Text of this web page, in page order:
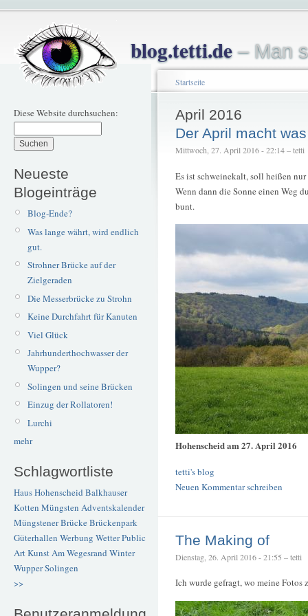
blog.tetti.de– Man
Diese Website durchsuchen:
Neueste
Blogeinträge
Blog-Ende?
Was lange währt, wird endlich
gut.
Strohner Brücke auf der
Zielgeraden
Die Messerbrücke zu Strohn
Keine Durchfahrt für Kanuten
Viel Glück
Jahrhunderthochwasser der
Wupper?
Solingen und seine Brücken
Einzug der Rollatoren!
Lurchi
mehr
Schlagwortliste
Haus Hohenscheid Balkhauser
Kotten Müngsten Adventskalender
Müngstener BrückeBrückenpark
Güterhallen Werbung WetterPublic
ArtKunstAm Wegesrand Winter
WupperSolingen
>>
Startseite
April 2016
Der April macht
Mittwoch, 27. April 2016 - 22:14 – tetti
Es ist schweinekalt, soll heißen
Wenn dann die Sonne einen Weg
bunt.
Hohenscheid am 27. April 2016
tetti's blog
Neuen Kommentar schreiben
The Making of
Dienstag, 26. April 2016 - 21:55 – tetti
Ich wurde gefragt, wo meine Fotos